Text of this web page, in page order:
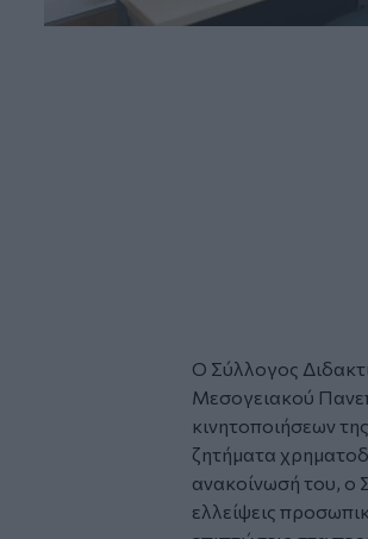
Ο Σύλλογος
Μεσογειακού
κινητοποιήσεων
ζητήματα
ανακοίνωσή του, ο
ελλείψεις